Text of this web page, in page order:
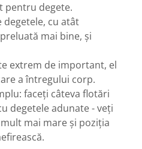
pentru degete.
degetele, cu atât
mai bine, și
extrem de important, el
a întregului corp.
faceți câteva flotări
degetele adunate - veți
mai mare și poziția